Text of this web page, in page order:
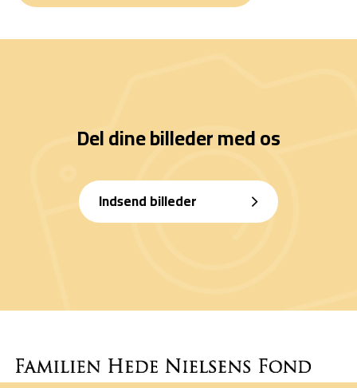
Del dine billeder med os
Indsend billeder